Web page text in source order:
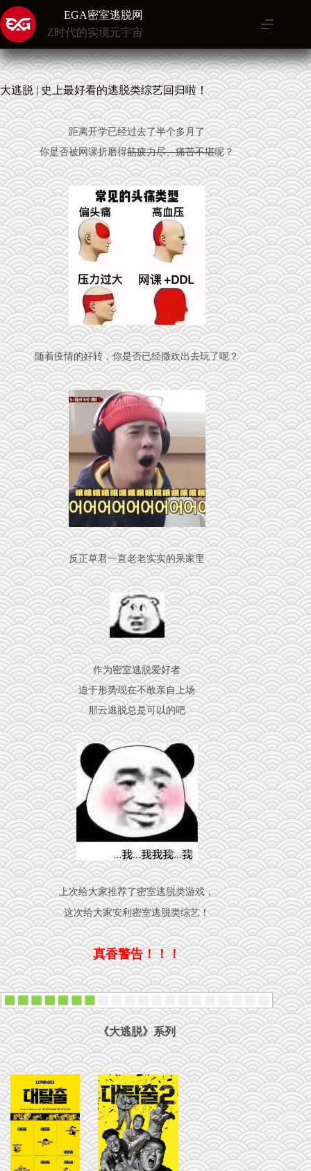
跳
至
内
容
EGA密室逃脱网
Z时代的实境元宇宙
大逃脱 | 史上最好看的逃脱类综艺回归啦！
距离开学已经过去了半个多月了
你是否被网课折磨得筋疲力尽、痛苦不堪呢？
随着疫情的好转，你是否已经撒欢出去玩了呢？
反正草君一直老老实实的呆家里
作为密室逃脱爱好者
迫于形势现在不敢亲自上场
那云逃脱总是可以的吧
上次给大家推荐了密室逃脱类游戏，
这次给大家安利密室逃脱类综艺！
真香警告！！！
《大逃脱》系列